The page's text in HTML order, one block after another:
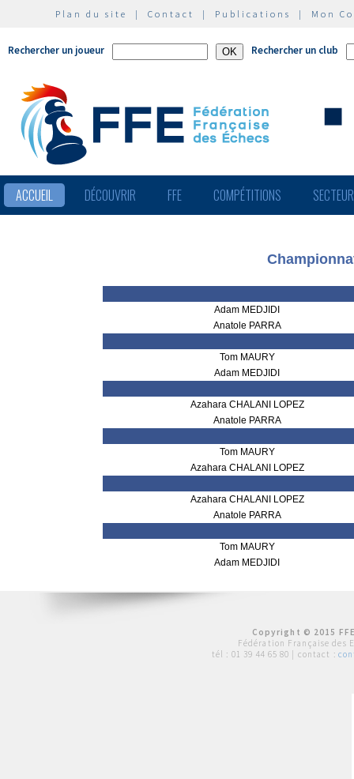
Plan du site | Contact | Publications | Mon
Rechercher un joueur Rechercher un club
ACCUEIL DÉCOUVRIR FFE COMPÉTITIONS
Adam MEDJIDI
Anatole PARRA
Tom MAURY
Adam MEDJIDI
Azahara CHALANI LOPEZ
Anatole PARRA
Tom MAURY
Azahara CHALANI LOPEZ
Azahara CHALANI LOPEZ
Anatole PARRA
Tom MAURY
Adam MEDJIDI
Copyright © 2015
Fédération Française des
tél : 01 39 44 65 80 | contact :